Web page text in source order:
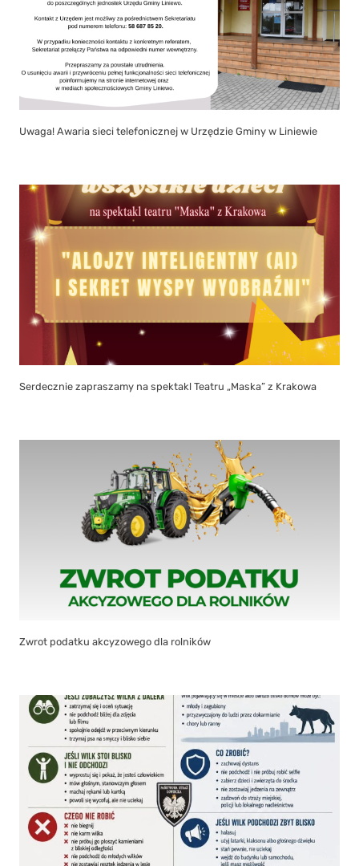
Uwaga! Awaria sieci telefonicznej w Urzędzie Gminy w Liniewie
Serdecznie zapraszamy na spektakl Teatru „Maska” z Krakowa
Zwrot podatku akcyzowego dla rolników